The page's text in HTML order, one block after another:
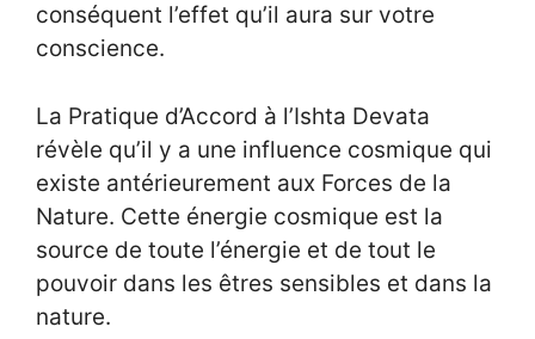
conséquent l’effet qu’il aura sur votre
conscience.
La Pratique d’Accord à l’Ishta Devata
révèle qu’il y a une influence cosmique qui
existe antérieurement aux Forces de la
Nature. Cette énergie cosmique est la
source de toute l’énergie et de tout le
pouvoir dans les êtres sensibles et dans la
nature.